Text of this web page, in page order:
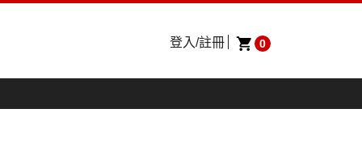
0
登入/註冊